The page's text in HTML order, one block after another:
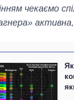
чекаємо
активна,